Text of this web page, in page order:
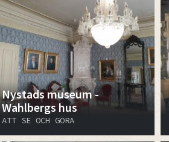
Nystads museum -
Wahlbergs hus
ATT SE OCH GÖRA